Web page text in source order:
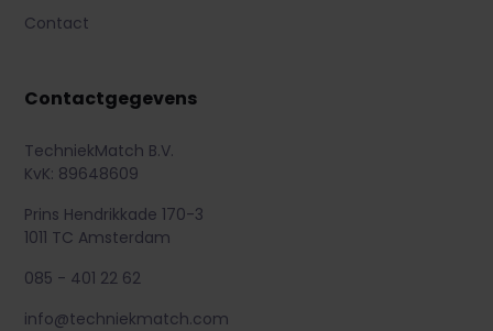
Contact
Contactgegevens
TechniekMatch B.V.
KvK: 89648609
Prins Hendrikkade 170-3
1011 TC Amsterdam
085 - 401 22 62
info@techniekmatch.com